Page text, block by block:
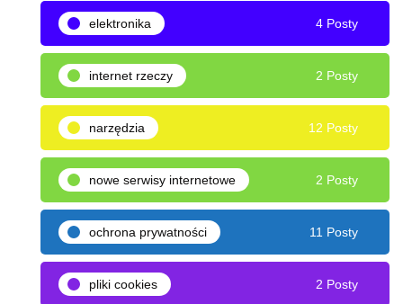
elektronika 4 Posty
internet rzeczy 2 Posty
narzędzia 12 Posty
nowe serwisy internetowe 2 Posty
ochrona prywatności 11 Posty
pliki cookies 2 Posty